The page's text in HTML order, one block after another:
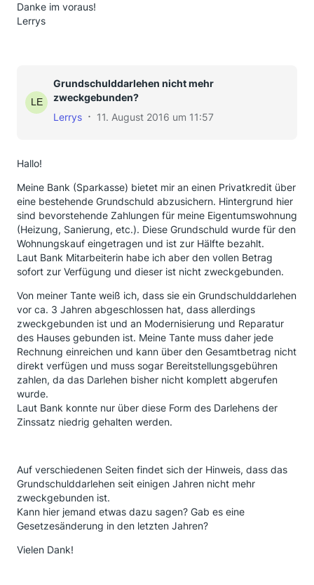
Danke im voraus!
Lerrys
Grundschulddarlehen nicht mehr
zweckgebunden?
Lerrys
11. August 2016 um 11:57
Hallo!
Meine Bank (Sparkasse) bietet mir an einen Privatkredit über
eine bestehende Grundschuld abzusichern. Hintergrund hier
sind bevorstehende Zahlungen für meine Eigentumswohnung
(Heizung, Sanierung, etc.). Diese Grundschuld wurde für den
Wohnungskauf eingetragen und ist zur Hälfte bezahlt.
Laut Bank Mitarbeiterin habe ich aber den vollen Betrag
sofort zur Verfügung und dieser ist nicht zweckgebunden.
Von meiner Tante weiß ich, dass sie ein Grundschulddarlehen
vor ca. 3 Jahren abgeschlossen hat, dass allerdings
zweckgebunden ist und an Modernisierung und Reparatur
des Hauses gebunden ist. Meine Tante muss daher jede
Rechnung einreichen und kann über den Gesamtbetrag nicht
direkt verfügen und muss sogar Bereitstellungsgebühren
zahlen, da das Darlehen bisher nicht komplett abgerufen
wurde.
Laut Bank konnte nur über diese Form des Darlehens der
Zinssatz niedrig gehalten werden.
Auf verschiedenen Seiten findet sich der Hinweis, dass das
Grundschulddarlehen seit einigen Jahren nicht mehr
zweckgebunden ist.
Kann hier jemand etwas dazu sagen? Gab es eine
Gesetzesänderung in den letzten Jahren?
Vielen Dank!